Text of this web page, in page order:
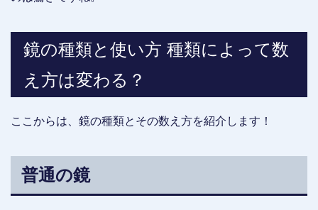
鏡の種類と使い方 種類によって数
え方は変わる？
ここからは、鏡の種類とその数え方を紹介します！
普通の鏡